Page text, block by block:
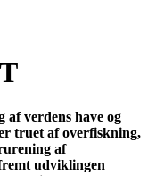
verdens have og
truet af overfiskning,
af
udviklingen